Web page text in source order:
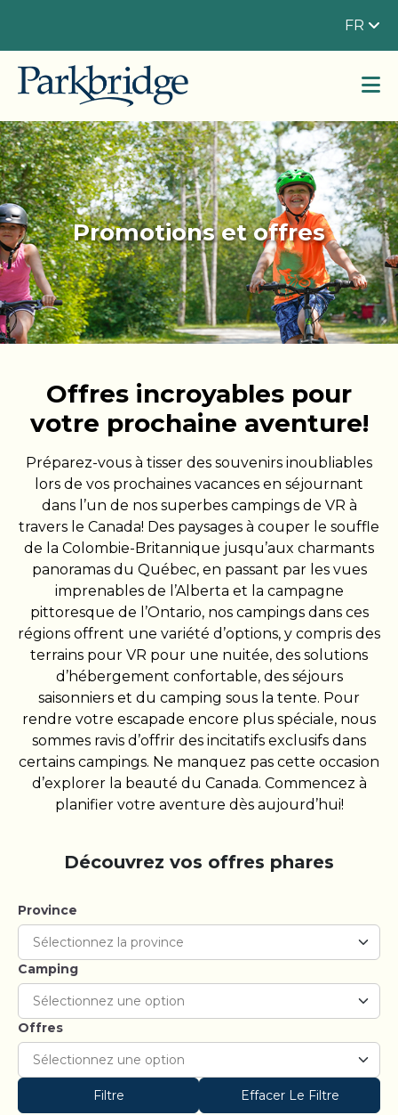
FR
Promotions et offres
Offres incroyables pour
votre prochaine aventure!
Préparez-vous à tisser des souvenirs inoubliables
lors de vos prochaines vacances en séjournant
dans l’un de nos superbes campings de VR à
travers le Canada! Des paysages à couper le souffle
de la Colombie-Britannique jusqu’aux charmants
panoramas du Québec, en passant par les vues
imprenables de l’Alberta et la campagne
pittoresque de l’Ontario, nos campings dans ces
régions offrent une variété d’options, y compris des
terrains pour VR pour une nuitée, des solutions
d’hébergement confortable, des séjours
saisonniers et du camping sous la tente. Pour
rendre votre escapade encore plus spéciale, nous
sommes ravis d’offrir des incitatifs exclusifs dans
certains campings. Ne manquez pas cette occasion
d’explorer la beauté du Canada. Commencez à
planifier votre aventure dès aujourd’hui!
Découvrez vos offres phares
Province
Camping
Offres
Filtre Effacer Le Filtre